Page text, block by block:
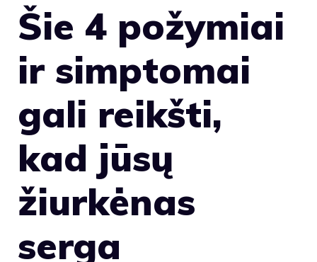
Šie 4 požymiai
ir simptomai
gali reikšti,
kad jūsų
žiurkėnas
serga